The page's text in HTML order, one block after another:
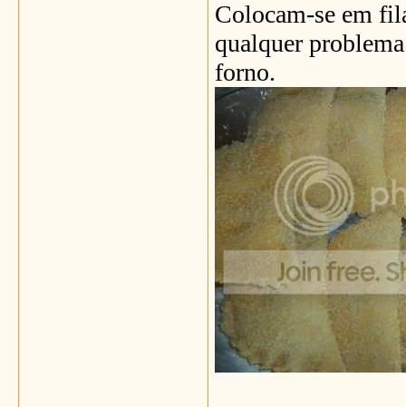
Colocam-se em
qualquer
forno.